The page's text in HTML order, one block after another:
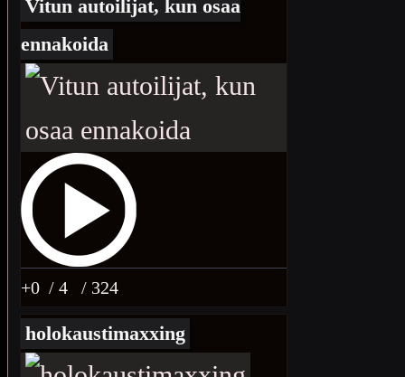
Vitun autoilijat, kun osaa
ennakoida
+0 / 4 / 324
holokaustimaxxing